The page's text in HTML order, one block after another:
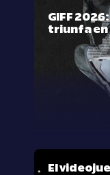
GIFF
triunfa en
El